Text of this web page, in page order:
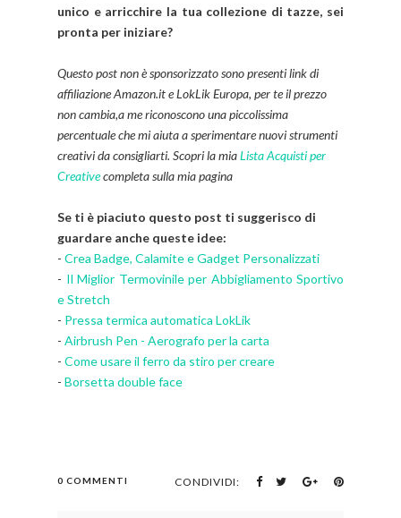
unico e arricchire la tua collezione di tazze, sei
pronta per iniziare?
Questo post non è sponsorizzato sono presenti link di
affiliazione Amazon.it e LokLik Europa, per te il prezzo
non cambia,a me riconoscono una piccolissima
percentuale che mi aiuta a sperimentare nuovi strumenti
creativi da consigliarti. Scopri la miaLista Acquisti per
Creativecompleta sulla mia pagina
Se ti è piaciuto questo post ti suggerisco di
guardare anche queste idee:
- Crea Badge, Calamite e Gadget Personalizzati
- Il Miglior Termovinile per Abbigliamento Sportivo
e Stretch
- Pressa termica automatica LokLik
- Airbrush Pen - Aerografo per la carta
- Come usare il ferro da stiro per creare
- Borsetta double face
0 COMMENTI CONDIVIDI: